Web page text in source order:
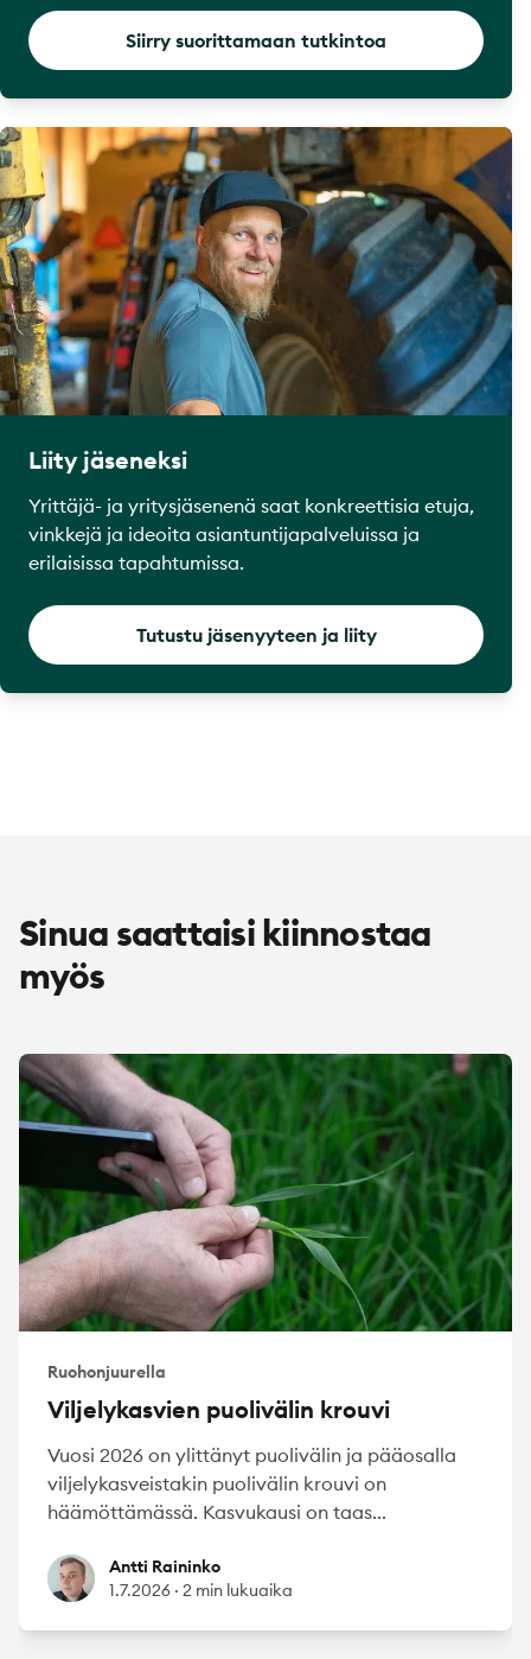
Siirry suorittamaan tutkintoa
Liity jäseneksi
Yrittäjä- ja yritysjäsenenä saat konkreettisia etuja,
vinkkejä ja ideoita asiantuntijapalveluissa ja
erilaisissa tapahtumissa.
Tutustu jäsenyyteen ja liity
Sinua saattaisi kiinnostaa
myös
Ruohonjuurella
Viljelykasvien puolivälin krouvi
Vuosi 2026 on ylittänyt puolivälin ja pääosalla
viljelykasveistakin puolivälin krouvi on
häämöttämässä. Kasvukausi on taas...
Antti Raininko
Antti Raininko
1.7.2026 · 2 min lukuaika